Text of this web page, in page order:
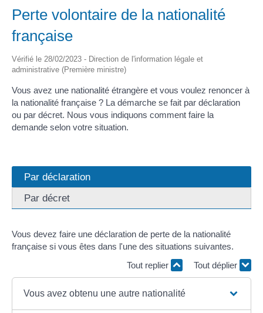
Perte volontaire de la nationalité
française
Vérifié le 28/02/2023 - Direction de l'information légale et
administrative (Première ministre)
Vous avez une nationalité étrangère et vous voulez renoncer à
la nationalité française ? La démarche se fait par déclaration
ou par décret. Nous vous indiquons comment faire la
demande selon votre situation.
Par déclaration
Par décret
Vous devez faire une déclaration de perte de la nationalité
française si vous êtes dans l'une des situations suivantes.
Tout replier
Tout déplier
Vous avez obtenu une autre nationalité